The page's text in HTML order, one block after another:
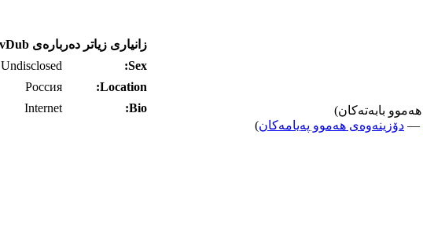
— دۆزینه‌وه‌ی هه‌موو په‌یامه‌کان)
زانیاری زیاتر ده‌رباره‌ی levNuvDub
Sex:
Undisclosed
Location:
Россия
Bio:
Internet